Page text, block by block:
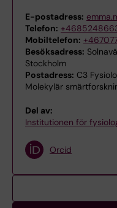
E-postadress:
Telefon:
Mobiltelefon:
Besöksadress:
Stockholm
Postadress: C3
Molekylär
Del av:
Institutionen för
Orcid